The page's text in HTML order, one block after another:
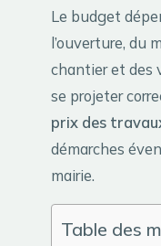
Le budget
l’ouverture, du
chantier et des
se projeter
prix des
démarches
mairie.
Table des